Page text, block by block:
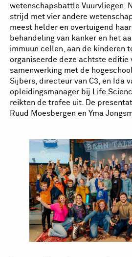
wetenschapsbattle Vuurvliegen.
strijd met vier andere
meest helder en overtuigend
behandeling van kanker en het
immuun cellen, aan de kinderen
organiseerde deze achtste editie
samenwerking met de
Sijbers, directeur van C3, en Ida
opleidingsmanager bij Life
reikten de trofee uit. De
Ruud Moesbergen en Yma